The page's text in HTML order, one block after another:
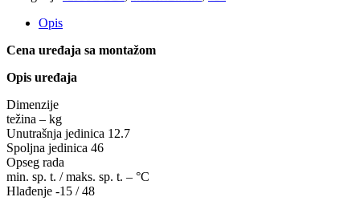
Opis
Cena uređaja sa montažom
Opis uređaja
Dimenzije
težina – kg
Unutrašnja jedinica 12.7
Spoljna jedinica 46
Opseg rada
min. sp. t. / maks. sp. t. – °C
Hlađenje -15 / 48